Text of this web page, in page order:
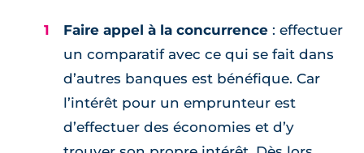
Faire appel à la concurrence : effectuer
un comparatif avec ce qui se fait dans
d’autres banques est bénéfique. Car
l’intérêt pour un emprunteur est
d’effectuer des économies et d’y